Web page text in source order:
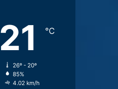
21 ℃
26º - 20º
85%
4.02 km/h